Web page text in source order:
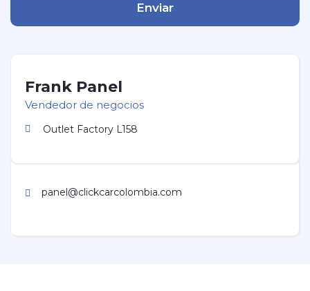
Enviar
Frank Panel
Vendedor de negocios
Outlet Factory L158
panel@clickcarcolombia.com